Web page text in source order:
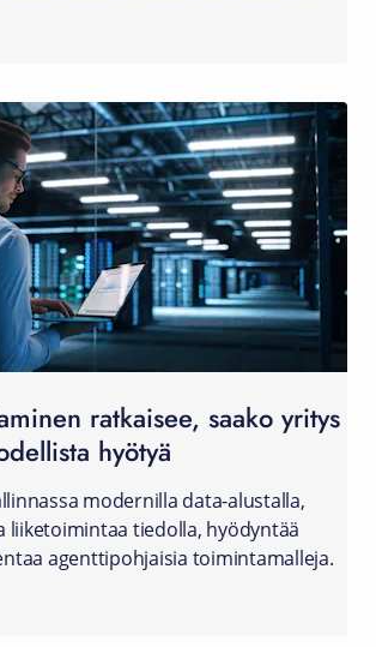
ratkaisee, saako yritys
hyötyä
modernilla data-alustalla,
liiketoimintaa tiedolla, hyödyntää
agenttipohjaisia toimintamalleja.